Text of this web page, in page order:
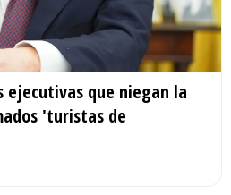
ejecutivas que niegan la
'turistas de